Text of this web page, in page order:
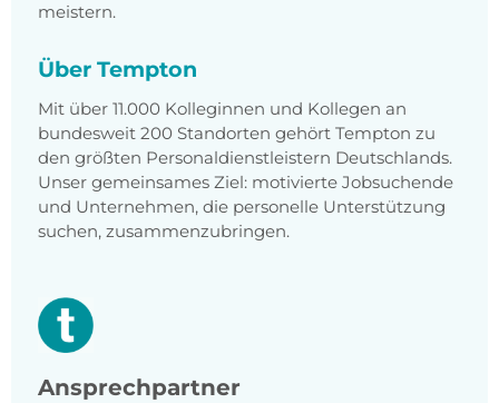
meistern.
Über Tempton
Mit über 11.000 Kolleginnen und Kollegen an
bundesweit 200 Standorten gehört Tempton zu
den größten Personaldienstleistern Deutschlands.
Unser gemeinsames Ziel: motivierte Jobsuchende
und Unternehmen, die personelle Unterstützung
suchen, zusammenzubringen.
Ansprechpartner